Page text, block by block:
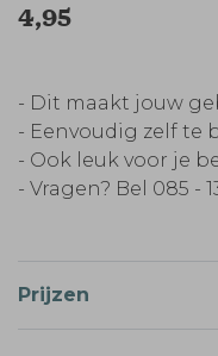
4,95
- Dit maakt jouw
- Eenvoudig zelf te
- Ook leuk voor je
- Vragen? Bel 085 -
Prijzen